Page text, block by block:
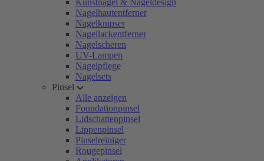
Kunstnägel & Nageldesign
Nagelhautentferner
Nagelknipser
Nagellackentferner
Nagelscheren
UV-Lampen
Nagelpflege
Nagelsets
Pinsel
Alle anzeigen
Foundationpinsel
Lidschattenpinsel
Lippenpinsel
Pinselreiniger
Rougepinsel